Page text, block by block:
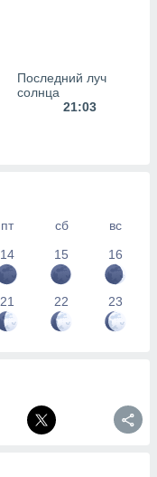
Последний луч
солнца
21:03
пт сб
вс
14 15 16
21 22 23